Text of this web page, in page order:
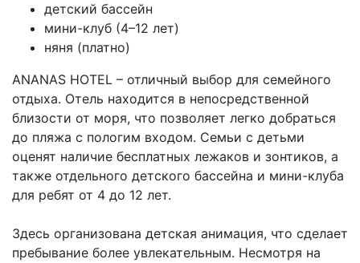
детский бассейн
мини-клуб (4–12 лет)
няня (платно)
ANANAS HOTEL – отличный выбор для семейного
отдыха. Отель находится в непосредственной
близости от моря, что позволяет легко добраться
до пляжа с пологим входом. Семьи с детьми
оценят наличие бесплатных лежаков и зонтиков, а
также отдельного детского бассейна и мини-клуба
для ребят от 4 до 12 лет.
Здесь организована детская анимация, что сделает
пребывание более увлекательным. Несмотря на